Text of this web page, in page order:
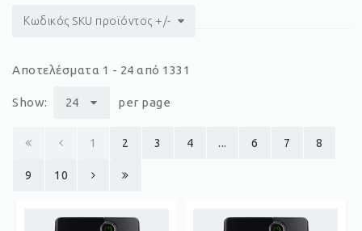
Κωδικός SKU προϊόντος +/-
Αποτελέσματα 1 - 24 από 1331
Show: 24 per page
1 2 3 4 ... 6 7 8
9 10